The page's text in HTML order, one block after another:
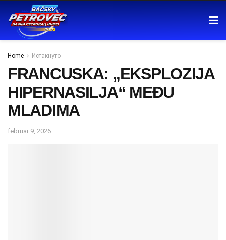
Home Истакнуто
FRANCUSKA: „EKSPLOZIJA
HIPERNASILJA“ MEĐU
MLADIMA
februar 9, 2026